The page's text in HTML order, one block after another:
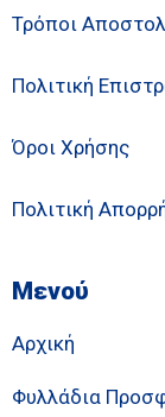
Τρόποι
Πολιτική
Όροι Χρήσης
Πολιτική
Μενού
Αρχική
Φυλλάδια